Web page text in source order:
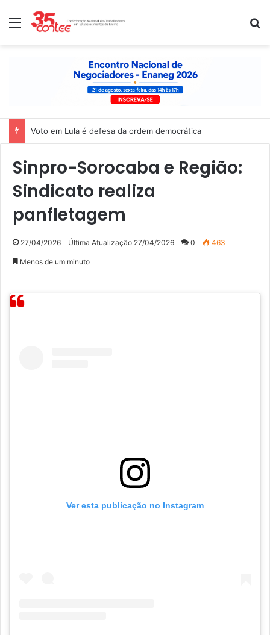
Menu
Voto em Lula é defesa da ordem democrática
Sinpro-Sorocaba e Região:
Sindicato realiza
panfletagem
27/04/2026 Última Atualização 27/04/2026 0 463
Menos de um minuto
Ver esta publicação no Instagram